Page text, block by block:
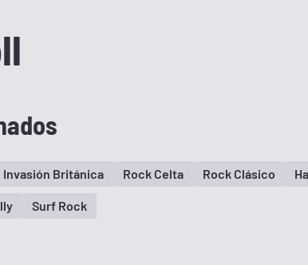
Invasión Británica Rock Celta Rock Clásico
Surf Rock